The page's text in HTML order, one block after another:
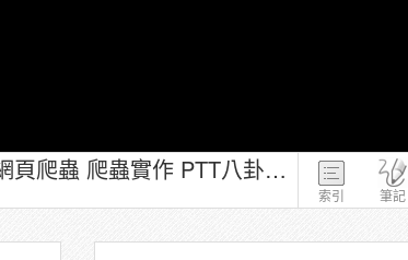
索引 筆記
110 - 磨課師課程－林怡伶－應⽤機器學習於 Python－5-4-3 網⾴爬蟲 爬蟲實作 PTT八卦版範例 上